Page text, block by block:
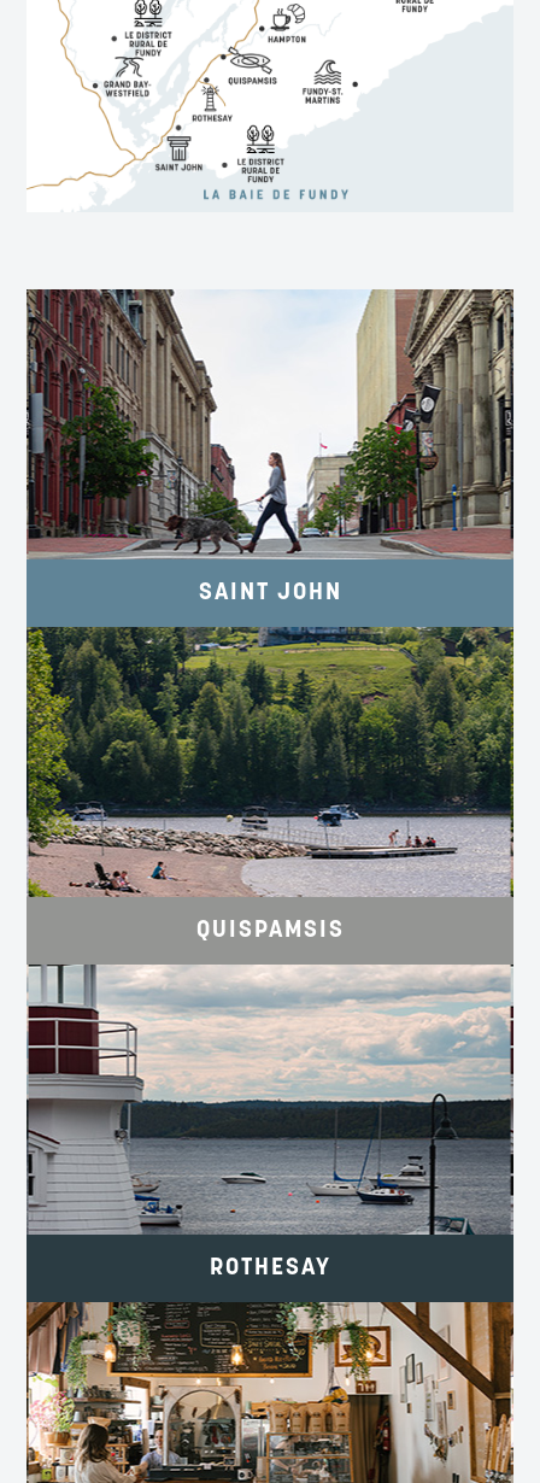
SAINT JOHN
HISTOIRE, ARCHITECTURE ET VUE SUR
SaintJohn.ca
QUISPAMSIS
PAYSAGES, PLAGES ET ACTIVITÉS
NAUTIQUES.
Quispamsis.ca
ROTHESAY
DÉTENTE ET RESSOURCEMENT AU
BORD DE LA RIVIÈRE.
Rothesay.ca
HISTOIRE, ACTIVITÉS FLUVIALES ET
SAVEURS LOCALES.